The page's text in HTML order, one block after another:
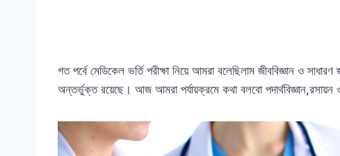
গত পর্বে মেডিকেল ভর্তি পরীক্ষা নিয়ে আমরা বলেছিলাম জীববিজ্ঞান ও
অন্তর্ভুক্ত রয়েছে। আজ আমরা পর্যায়ক্রমে কথা বলবো পদার্থবিজ্ঞান,রসায়ন